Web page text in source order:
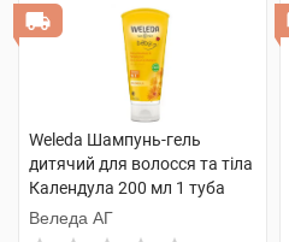
Weleda Шампунь-гель
дитячий для волосся та тіла
Календула 200 мл 1 туба
Веледа АГ